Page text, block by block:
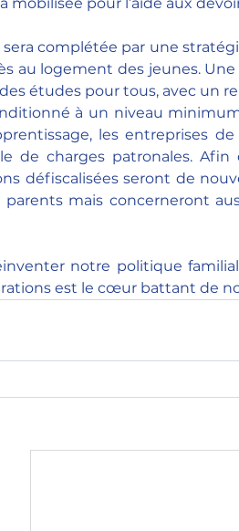
complétée par une
au logement des jeunes.
études pour tous, avec un
à un niveau
les entreprises
de charges patronales. Afin
défiscalisées seront de
mais concerneront
notre politique
est le cœur battant de